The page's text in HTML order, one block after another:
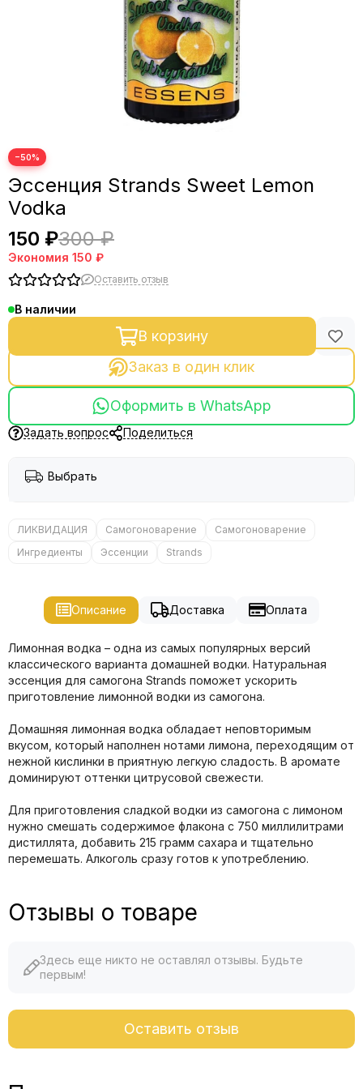
−50%
Эссенция Strands Sweet Lemon
Vodka
150 ₽300 ₽
Экономия 150 ₽
Оставить отзыв
В наличии
В корзину
Заказ в один клик
Оформить в WhatsApp
Задать вопрос Поделиться
Выбрать
ЛИКВИДАЦИЯ Самогоноварение
Самогоноварение
Ингредиенты
Эссенции Strands
Описание Доставка Оплата
Лимонная водка – одна из самых популярных версий
классического варианта домашней водки. Натуральная
эссенция для самогона Strands поможет ускорить
приготовление лимонной водки из самогона.
Домашняя лимонная водка обладает неповторимым
вкусом, который наполнен нотами лимона, переходящим от
нежной кислинки в приятную легкую сладость. В аромате
доминируют оттенки цитрусовой свежести.
Для приготовления сладкой водки из самогона с лимоном
нужно смешать содержимое флакона с 750 миллилитрами
дистиллята, добавить 215 грамм сахара и тщательно
перемешать. Алкоголь сразу готов к употреблению.
Отзывы о товаре
Здесь еще никто не оставлял отзывы. Будьте
первым!
Оставить отзыв